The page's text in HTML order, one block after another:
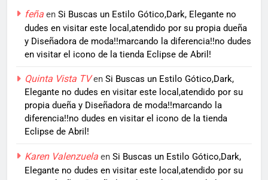
feña en Si Buscas un Estilo Gótico,Dark, Elegante no
dudes en visitar este local,atendido por su propia dueña
y Diseñadora de moda!!marcando la diferencia!!no dudes
en visitar el icono de la tienda Eclipse de Abril!
Quinta Vista TVen Si Buscas un Estilo Gótico,Dark,
Elegante no dudes en visitar este local,atendido por su
propia dueña y Diseñadora de moda!!marcando la
diferencia!!no dudes en visitar el icono de la tienda
Eclipse de Abril!
Karen Valenzuela en Si Buscas un Estilo Gótico,Dark,
Elegante no dudes en visitar este local,atendido por su